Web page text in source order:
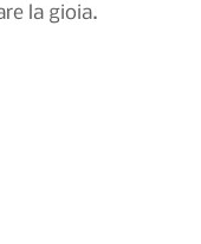
la gioia.